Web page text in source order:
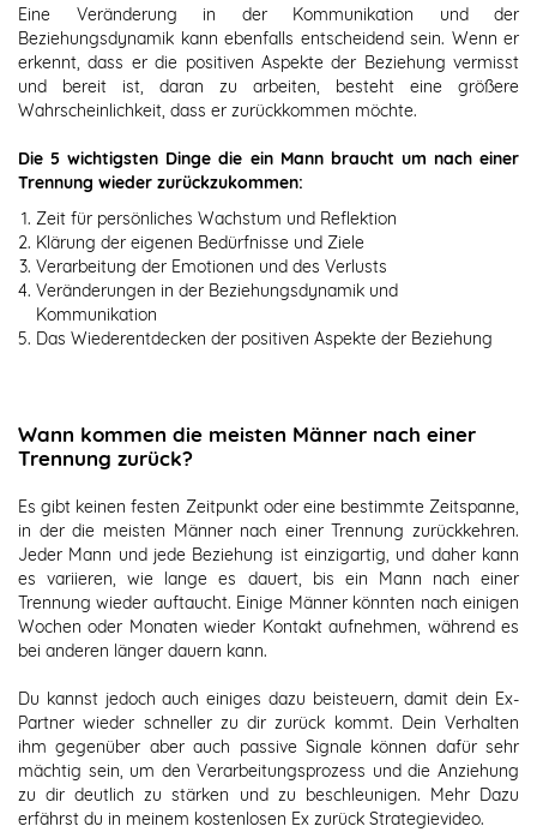
Eine Veränderung in der Kommunikation und der
Beziehungsdynamik kann ebenfalls entscheidend sein. Wenn er
erkennt, dass er die positiven Aspekte der Beziehung vermisst
und bereit ist, daran zu arbeiten, besteht eine größere
Wahrscheinlichkeit, dass er zurückkommen möchte.
Die 5 wichtigsten Dinge die ein Mann braucht um nach einer
Trennung wieder zurückzukommen:
Zeit für persönliches Wachstum und Reflektion
Klärung der eigenen Bedürfnisse und Ziele
Verarbeitung der Emotionen und des Verlusts
Veränderungen in der Beziehungsdynamik und
Kommunikation
Das Wiederentdecken der positiven Aspekte der Beziehung
Wann kommen die meisten Männer nach einer
Trennung zurück?
Es gibt keinen festen Zeitpunkt oder eine bestimmte Zeitspanne,
in der die meisten Männer nach einer Trennung zurückkehren.
Jeder Mann und jede Beziehung ist einzigartig, und daher kann
es variieren, wie lange es dauert, bis ein Mann nach einer
Trennung wieder auftaucht. Einige Männer könnten nach einigen
Wochen oder Monaten wieder Kontakt aufnehmen, während es
bei anderen länger dauern kann.
Du kannst jedoch auch einiges dazu beisteuern, damit dein Ex-
Partner wieder schneller zu dir zurück kommt. Dein Verhalten
ihm gegenüber aber auch passive Signale können dafür sehr
mächtig sein, um den Verarbeitungsprozess und die Anziehung
zu dir deutlich zu stärken und zu beschleunigen. Mehr Dazu
erfährst du in meinem kostenlosen Ex zurück Strategievideo.